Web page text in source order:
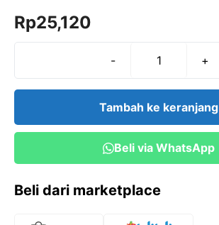
o
u
Rp25,120
-
Kuantitas
1%
+
Tambah ke keranjang
Beli via WhatsApp
Beli dari marketplace